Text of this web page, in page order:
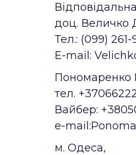
доц. Величко
Тел.: (099) 261-
Е-mail:
Пономаренко
тел.
Вайбер:
е-
м. Одеса,